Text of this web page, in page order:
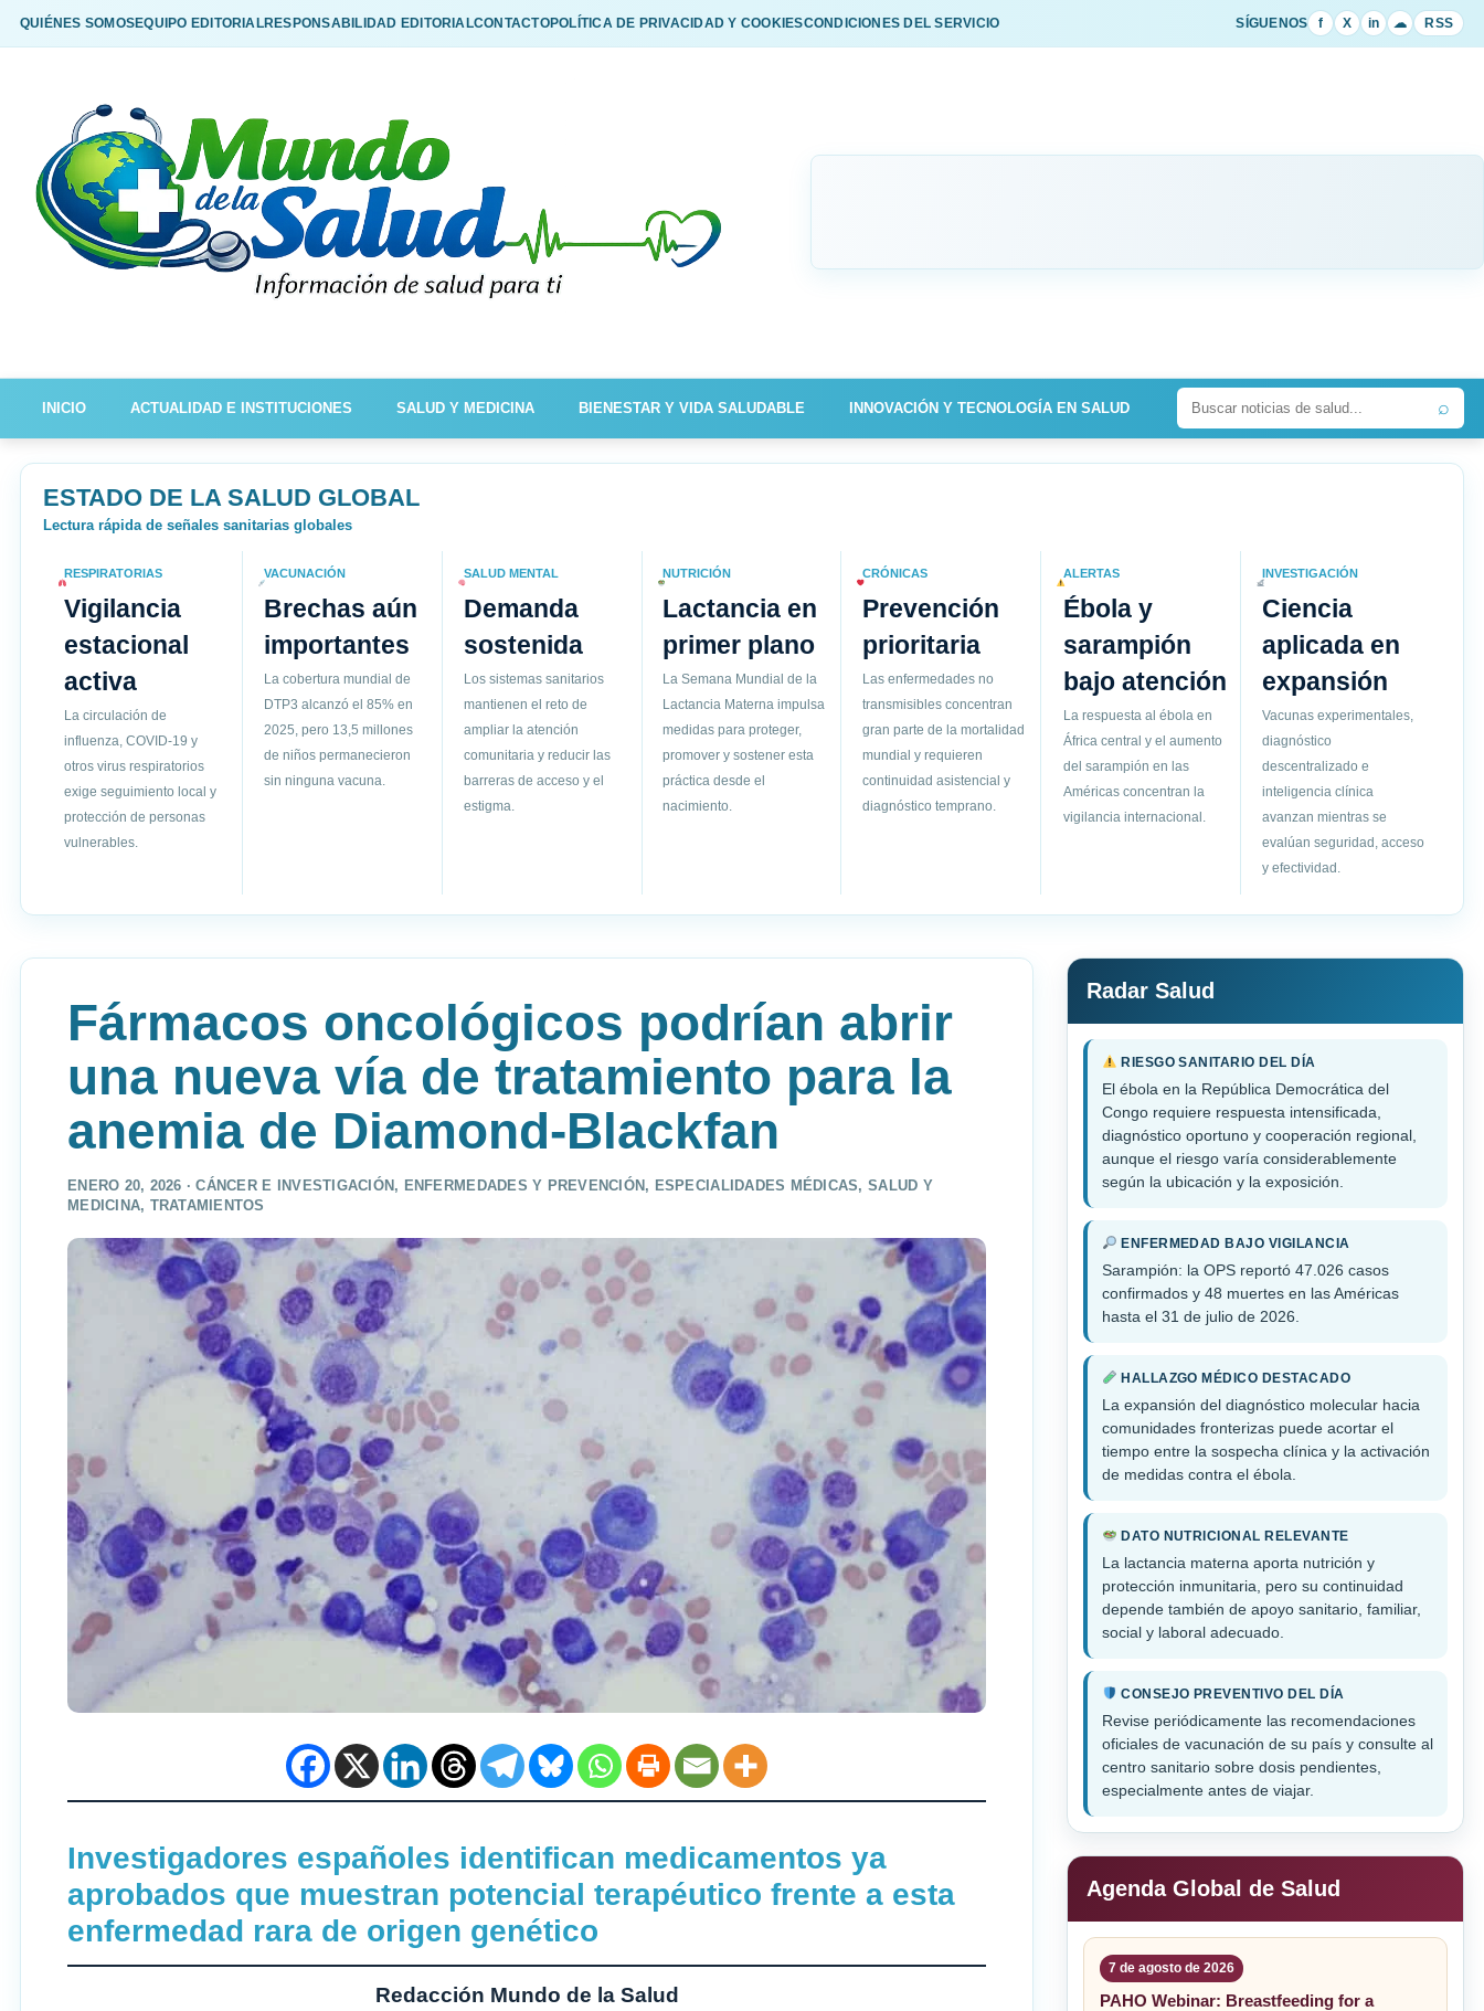
QUIÉNES SOMOSEQUIPO EDITORIALRESPONSABILIDAD EDITORIALCONTACTOPOLÍTICA DE PRIVACIDAD Y COOKIESCONDICIONES DEL SERVICIO SÍGUENOS f X in ☁ RSS
INICIO ACTUALIDAD E INSTITUCIONES SALUD Y MEDICINA BIENESTAR Y VIDA SALUDABLE INNOVACIÓN Y TECNOLOGÍA EN SALUD ⌕
ESTADO DE LA SALUD GLOBAL
Lectura rápida de señales sanitarias globales
RESPIRATORIAS
Vigilancia
estacional
activa
La circulación de
influenza, COVID-19 y
otros virus respiratorios
exige seguimiento local y
protección de personas
vulnerables.
VACUNACIÓN
Brechas aún
importantes
La cobertura mundial de
DTP3 alcanzó el 85% en
2025, pero 13,5 millones
de niños permanecieron
sin ninguna vacuna.
SALUD MENTAL
Demanda
sostenida
Los sistemas sanitarios
mantienen el reto de
ampliar la atención
comunitaria y reducir las
barreras de acceso y el
estigma.
NUTRICIÓN
Lactancia en
primer plano
La Semana Mundial de la
Lactancia Materna impulsa
medidas para proteger,
promover y sostener esta
práctica desde el
nacimiento.
CRÓNICAS
Prevención
prioritaria
Las enfermedades no
transmisibles concentran
gran parte de la mortalidad
mundial y requieren
continuidad asistencial y
diagnóstico temprano.
ALERTAS
Ébola y
sarampión
bajo atención
La respuesta al ébola en
África central y el aumento
del sarampión en las
Américas concentran la
vigilancia internacional.
INVESTIGACIÓN
Ciencia
aplicada en
expansión
Vacunas experimentales,
diagnóstico
descentralizado e
inteligencia clínica
avanzan mientras se
evalúan seguridad, acceso
y efectividad.
Fármacos oncológicos podrían abrir
una nueva vía de tratamiento para la
anemia de Diamond-Blackfan
ENERO 20, 2026 ·CÁNCER E INVESTIGACIÓN, ENFERMEDADES Y PREVENCIÓN, ESPECIALIDADES MÉDICAS, SALUD Y
MEDICINA, TRATAMIENTOS
Investigadores españoles identifican medicamentos ya
aprobados que muestran potencial terapéutico frente a esta
enfermedad rara de origen genético
Redacción Mundo de la Salud
Radar Salud
RIESGO SANITARIO DEL DÍA
El ébola en la República Democrática del
Congo requiere respuesta intensificada,
diagnóstico oportuno y cooperación regional,
aunque el riesgo varía considerablemente
según la ubicación y la exposición.
ENFERMEDAD BAJO VIGILANCIA
Sarampión: la OPS reportó 47.026 casos
confirmados y 48 muertes en las Américas
hasta el 31 de julio de 2026.
HALLAZGO MÉDICO DESTACADO
La expansión del diagnóstico molecular hacia
comunidades fronterizas puede acortar el
tiempo entre la sospecha clínica y la activación
de medidas contra el ébola.
DATO NUTRICIONAL RELEVANTE
La lactancia materna aporta nutrición y
protección inmunitaria, pero su continuidad
depende también de apoyo sanitario, familiar,
social y laboral adecuado.
CONSEJO PREVENTIVO DEL DÍA
Revise periódicamente las recomendaciones
oficiales de vacunación de su país y consulte al
centro sanitario sobre dosis pendientes,
especialmente antes de viajar.
Agenda Global de Salud
7 de agosto de 2026
PAHO Webinar: Breastfeeding for a